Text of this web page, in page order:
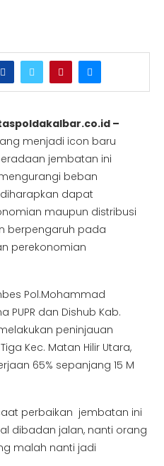
–
menjadi icon baru
jembatan ini
beban
dapat
maupun distribusi
berpengaruh pada
perekonomian
Pol.Mohammad
PUPR dan Dishub Kab.
peninjauan
Kec. Matan Hilir Utara,
65% sepanjang 15 M
perbaikan jembatan ini
dibadan jalan, nanti orang
malah nanti jadi